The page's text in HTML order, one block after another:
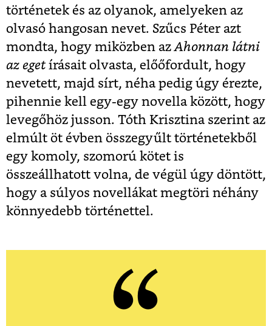
történetek és az olyanok, amelyeken az
olvasó hangosan nevet. Szűcs Péter azt
mondta, hogy miközben az Ahonnan látni
az egetírásait olvasta, előőfordult, hogy
nevetett, majd sírt, néha pedig úgy érezte,
pihennie kell egy-egy novella között, hogy
levegőhöz jusson. Tóth Krisztina szerint az
elmúlt öt évben összegyűlt történetekből
egy komoly, szomorú kötet is
összeállhatott volna, de végül úgy döntött,
hogy a súlyos novellákat megtöri néhány
könnyedebb történettel.